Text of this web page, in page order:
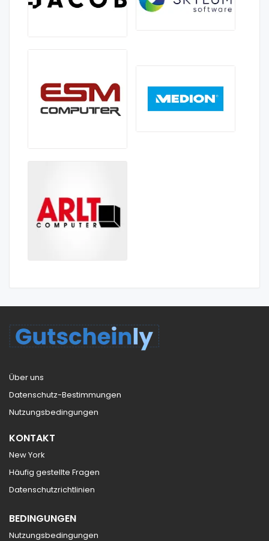
Über uns
Datenschutz-Bestimmungen
Nutzungsbedingungen
KONTAKT
New York
Häufig gestellte Fragen
Datenschutzrichtlinien
BEDINGUNGEN
Nutzungsbedingungen